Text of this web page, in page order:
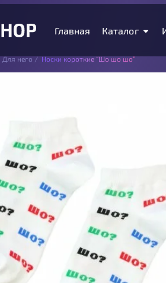
Главная Каталог
Для него/Носки короткие “Шо шо шо”